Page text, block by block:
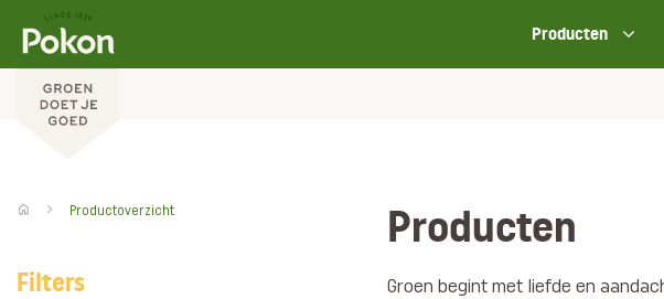
Producten
Productoverzicht
Filters
Producten
Groen begint met liefde en